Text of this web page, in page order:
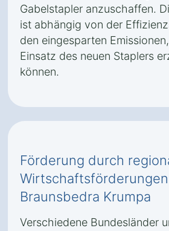
Gabelstapler anzuschaffen.
ist abhängig von der
den eingesparten
Einsatz des neuen Staplers
können.
Förderung durch
Braunsbedra Krumpa
Verschiedene Bundesländer